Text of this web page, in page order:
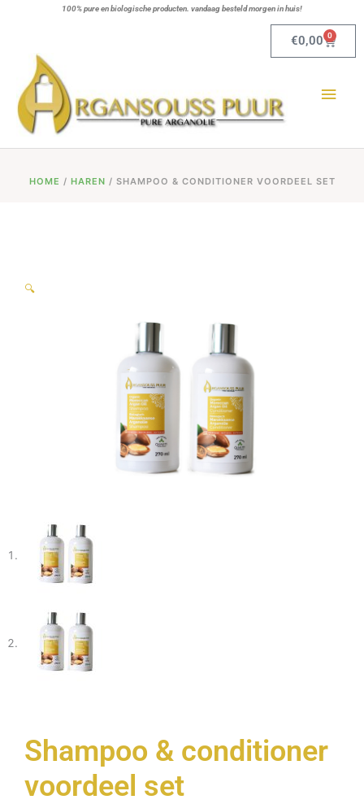
100% pure en biologische producten. vandaag besteld morgen in huis!
€0,00 0
HOME / HAREN / SHAMPOO & CONDITIONER VOORDEEL SET
🔍
Shampoo & conditioner
voordeel set